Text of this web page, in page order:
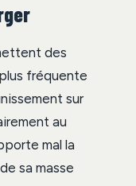
des
fréquente
sur
au
mal la
sa masse